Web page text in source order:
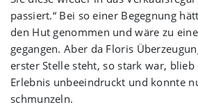
passiert.“ Bei so einer Begegnung
den Hut genommen und wäre zu
gegangen. Aber da Floris
erster Stelle steht, so stark war, blieb
Erlebnis unbeeindruckt und konnte
schmunzeln.